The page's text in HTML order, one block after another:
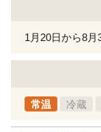
1月20日から8月
常温 冷蔵